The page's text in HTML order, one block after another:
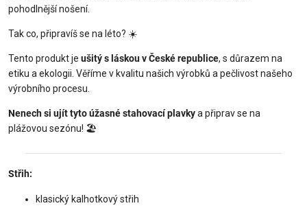
pohodlnější nošení.
Tak co, připravíš se na léto? ☀️
Tento produkt je ušitý s láskou v České republice, s důrazem na
etiku a ekologii. Věříme v kvalitu našich výrobků a pečlivost našeho
výrobního procesu.
Nenech si ujít tyto úžasné stahovací plavkya připrav se na
plážovou sezónu! 🏖️
Střih:
klasický kalhotkový střih